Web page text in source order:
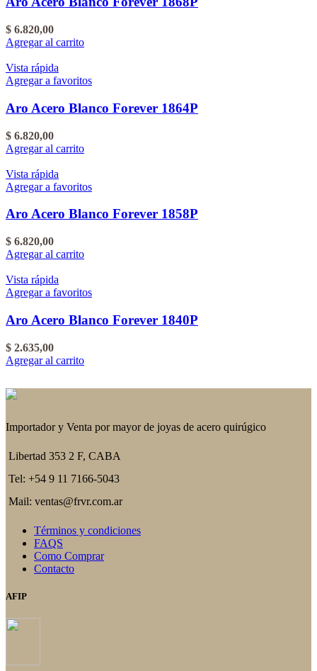
$ 6.820,00
Agregar al carrito
Vista rápida
Agregar a favoritos
Aro Acero Blanco Forever 1864P
$ 6.820,00
Agregar al carrito
Vista rápida
Agregar a favoritos
Aro Acero Blanco Forever 1858P
$ 6.820,00
Agregar al carrito
Vista rápida
Agregar a favoritos
Aro Acero Blanco Forever 1840P
$ 2.635,00
Agregar al carrito
Importador y Venta por mayor de joyas de acero quirúgico
Libertad 353 2 F, CABA
Tel: +54 9 11 7166-5043
Mail: ventas@frvr.com.ar
Términos y condiciones
FAQS
Como Comprar
Contacto
AFIP